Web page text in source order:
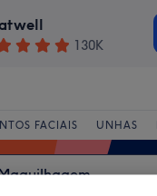
130K
FACIAIS UNHAS